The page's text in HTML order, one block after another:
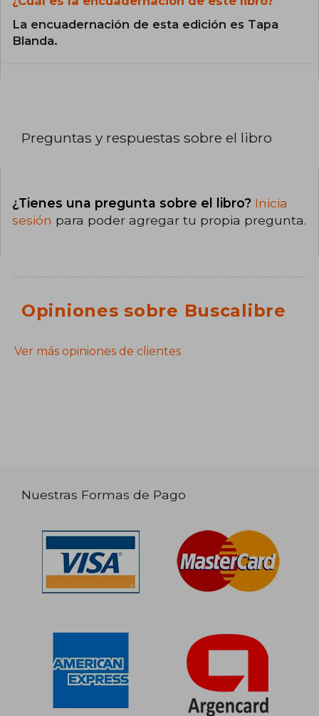
La encuadernación de esta edición es Tapa
Blanda.
Preguntas y respuestas sobre el libro
¿Tienes una pregunta sobre el libro? Inicia
sesión para poder agregar tu propia pregunta.
Opiniones sobre Buscalibre
Ver más opiniones de clientes
Nuestras Formas de Pago